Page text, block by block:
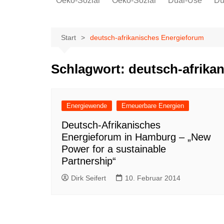
Arbeitsplätze
IG Metall
Arbeitsplätze
Start deutsch-afrikanisches Energieforum
Schlagwort: deutsch-
Energiewende Erneuerbare Energien
Deutsch-Afrikanisches
Energieforum in Hamburg – „New
Power for a sustainable
Partnership“
Dirk Seifert 10. Februar 2014